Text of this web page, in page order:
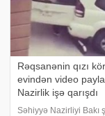
Rəqsanənin qızı
evindən video
Nazirlik işə qarışdı
Səhiyyə Nazirliyi Bakı